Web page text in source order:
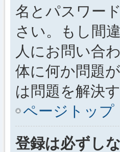
名とパスワー
さい。もし間
人にお問い合
体に何か問題
は問題を解決
ページトップ
登録は必ずし